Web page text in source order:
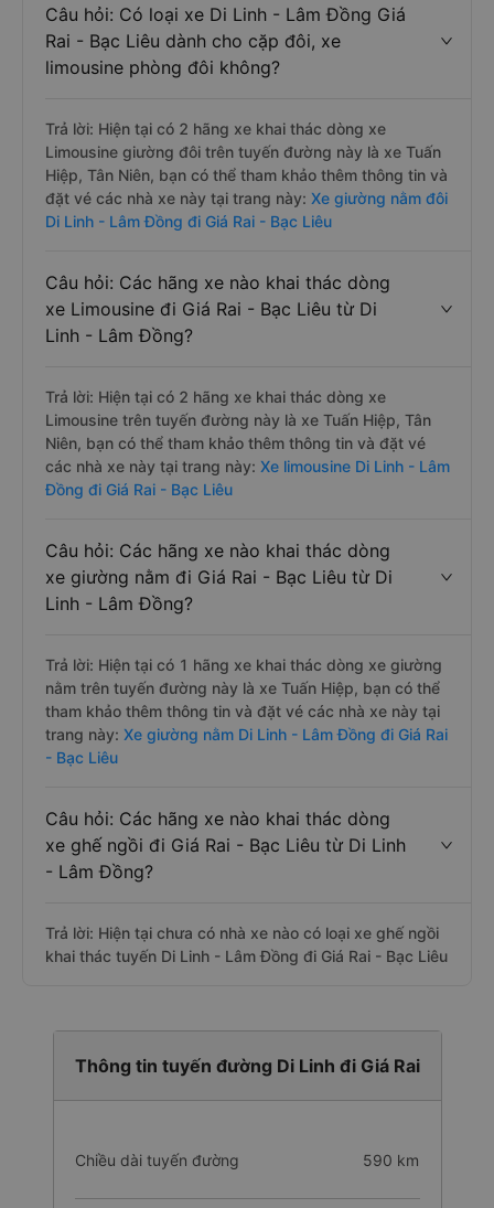
Câu hỏi: Có loại xe Di Linh - Lâm Đồng Giá
Rai - Bạc Liêu dành cho cặp đôi, xe
limousine phòng đôi không?
Trả lời: Hiện tại có 2 hãng xe khai thác dòng xe
Limousine giường đôi trên tuyến đường này là xe Tuấn
Hiệp, Tân Niên, bạn có thể tham khảo thêm thông tin và
đặt vé các nhà xe này tại trang này: Xe giường nằm đôi
Di Linh - Lâm Đồng đi Giá Rai - Bạc Liêu
Câu hỏi: Các hãng xe nào khai thác dòng
xe Limousine đi Giá Rai - Bạc Liêu từ Di
Linh - Lâm Đồng?
Trả lời: Hiện tại có 2 hãng xe khai thác dòng xe
Limousine trên tuyến đường này là xe Tuấn Hiệp, Tân
Niên, bạn có thể tham khảo thêm thông tin và đặt vé
các nhà xe này tại trang này: Xe limousine Di Linh - Lâm
Đồng đi Giá Rai - Bạc Liêu
Câu hỏi: Các hãng xe nào khai thác dòng
xe giường nằm đi Giá Rai - Bạc Liêu từ Di
Linh - Lâm Đồng?
Trả lời: Hiện tại có 1 hãng xe khai thác dòng xe giường
nằm trên tuyến đường này là xe Tuấn Hiệp, bạn có thể
tham khảo thêm thông tin và đặt vé các nhà xe này tại
trang này: Xe giường nằm Di Linh - Lâm Đồng đi Giá Rai
- Bạc Liêu
Câu hỏi: Các hãng xe nào khai thác dòng
xe ghế ngồi đi Giá Rai - Bạc Liêu từ Di Linh
- Lâm Đồng?
Trả lời: Hiện tại chưa có nhà xe nào có loại xe ghế ngồi
khai thác tuyến Di Linh - Lâm Đồng đi Giá Rai - Bạc Liêu
Thông tin tuyến đường Di Linh đi Giá Rai
Chiều dài tuyến đường 590 km